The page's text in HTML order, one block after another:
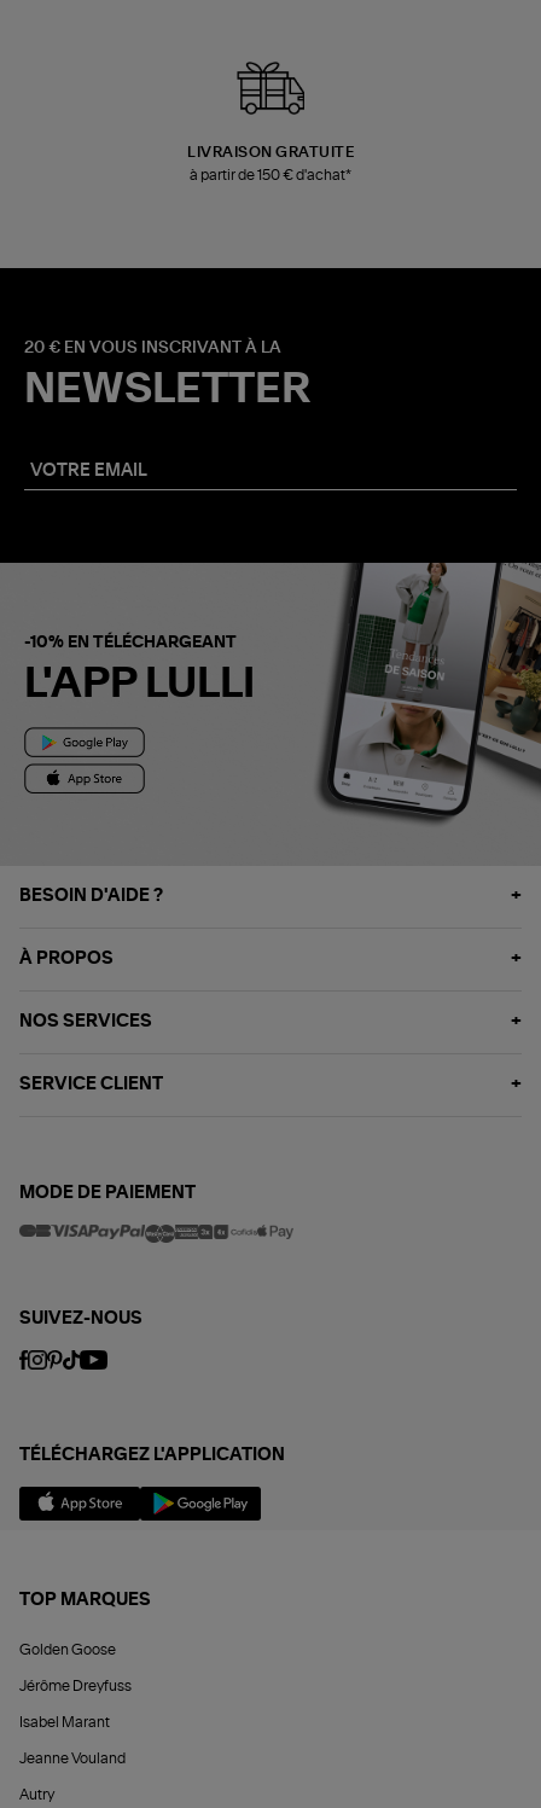
LIVRAISON GRATUITE
à partir de 150 € d'achat*
20 € EN VOUS INSCRIVANT À LA
NEWSLETTER
-10% EN TÉLÉCHARGEANT
L'APP LULLI
BESOIN D'AIDE ?
À PROPOS
NOS SERVICES
SERVICE CLIENT
MODE DE PAIEMENT
SUIVEZ-NOUS
TÉLÉCHARGEZ L'APPLICATION
TOP MARQUES
Golden Goose
Jérôme Dreyfuss
Isabel Marant
Jeanne Vouland
Autry